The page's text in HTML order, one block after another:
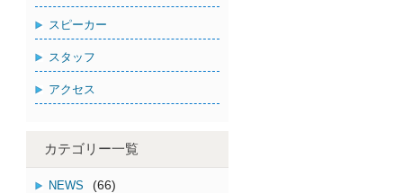
スピーカー
スタッフ
アクセス
カテゴリー一覧
NEWS (66)